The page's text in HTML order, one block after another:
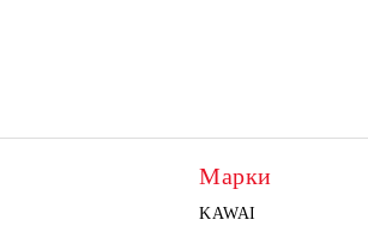
Марки
KAWAI